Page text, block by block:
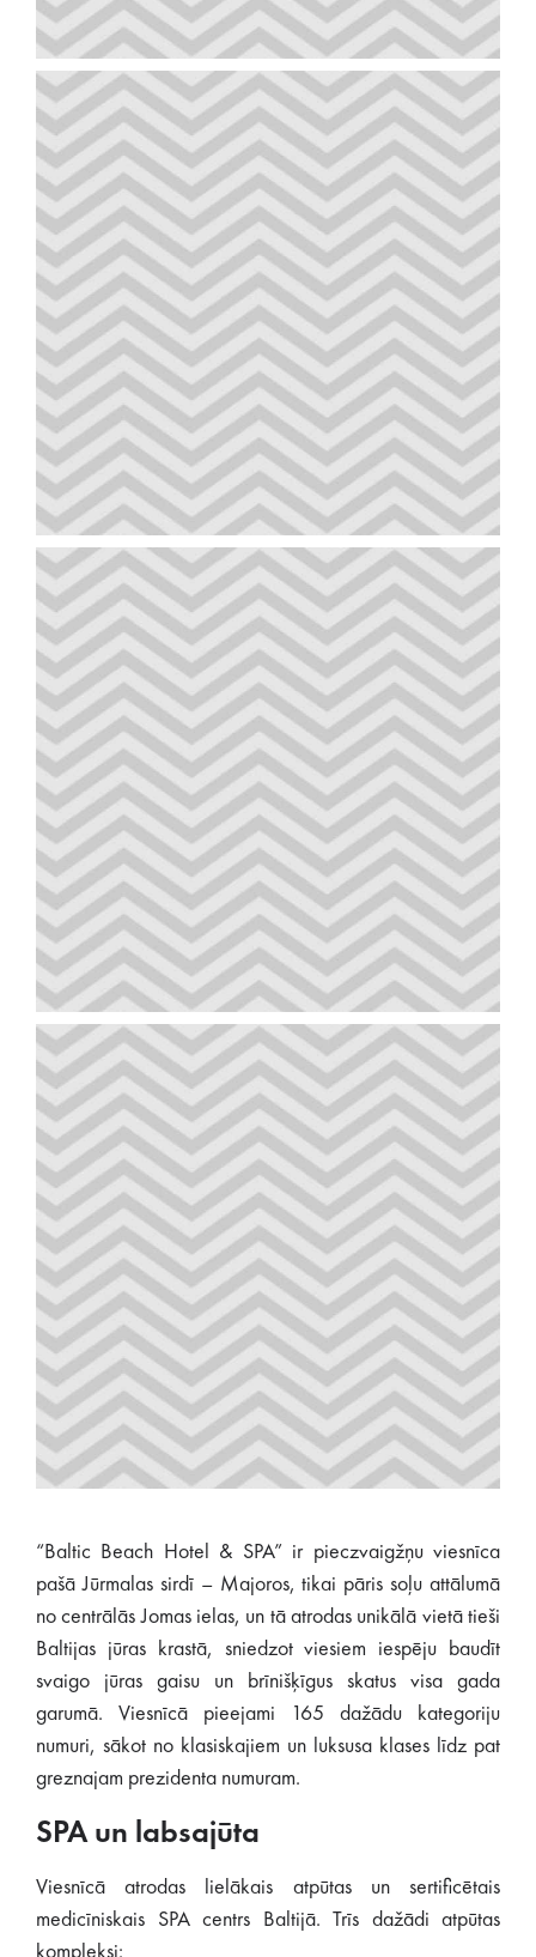
“Baltic Beach Hotel & SPA” ir pieczvaigžņu viesnīca
pašā Jūrmalas sirdī – Majoros, tikai pāris soļu attālumā
no centrālās Jomas ielas, un tā atrodas unikālā vietā tieši
Baltijas jūras krastā, sniedzot viesiem iespēju baudīt
svaigo jūras gaisu un brīnišķīgus skatus visa gada
garumā. Viesnīcā pieejami 165 dažādu kategoriju
numuri, sākot no klasiskajiem un luksusa klases līdz pat
greznajam prezidenta numuram.
SPA un labsajūta
Viesnīcā atrodas lielākais atpūtas un sertificētais
medicīniskais SPA centrs Baltijā. Trīs dažādi atpūtas
kompleksi: